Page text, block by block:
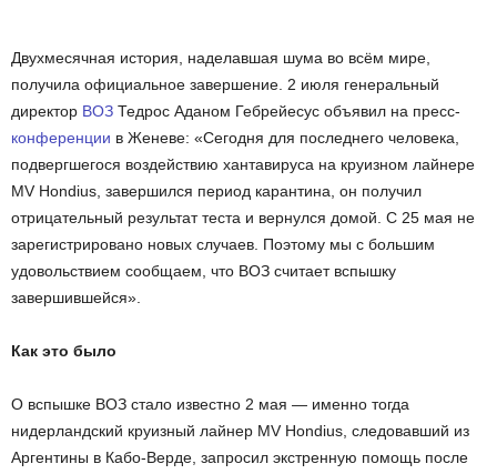
Двухмесячная история, наделавшая шума во всём мире,
получила официальное завершение. 2 июля генеральный
директор ВОЗ Тедрос Аданом Гебрейесус объявил на пресс-
конференции в Женеве: «Сегодня для последнего человека,
подвергшегося воздействию хантавируса на круизном лайнере
MV Hondius, завершился период карантина, он получил
отрицательный результат теста и вернулся домой. С 25 мая не
зарегистрировано новых случаев. Поэтому мы с большим
удовольствием сообщаем, что ВОЗ считает вспышку
завершившейся».
Как это было
О вспышке ВОЗ стало известно 2 мая — именно тогда
нидерландский круизный лайнер MV Hondius, следовавший из
Аргентины в Кабо-Верде, запросил экстренную помощь после